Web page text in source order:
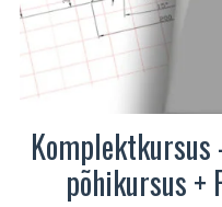
Komplektkursus
põhikursus +